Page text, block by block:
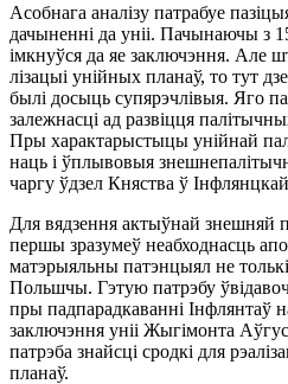
Асобнага аналізу патрабуе
дачыненні да уніі. Пачынаючы з
імкнуўся да яе заключэння. Але
лізацыі унійных планаў, то тут
былі досыць супярэчлівыя. Яго
залежнасці ад развіцця
Пры характарыстыцы унійнай
наць і ўплывовыя
чаргу ўдзел Княства ў
Для вядзення актыўнай знешняй
першы зразумеў неабходнасць
матэрыяльны патэнцыял не
Польшчы. Гэтую патрэбу
пры падпарадкаванні Інфлянтаў
заключэння уніі Жыгімонта
патрэба знайсці сродкі для
планаў.